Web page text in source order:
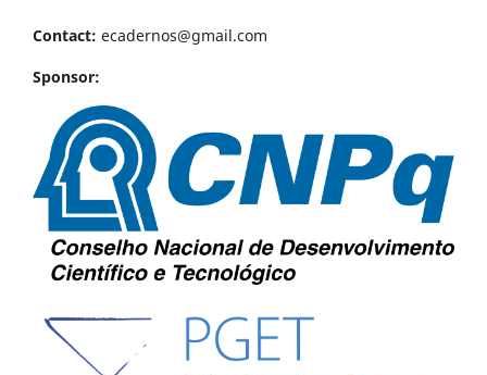
Contact: ecadernos@gmail.com
Sponsor: